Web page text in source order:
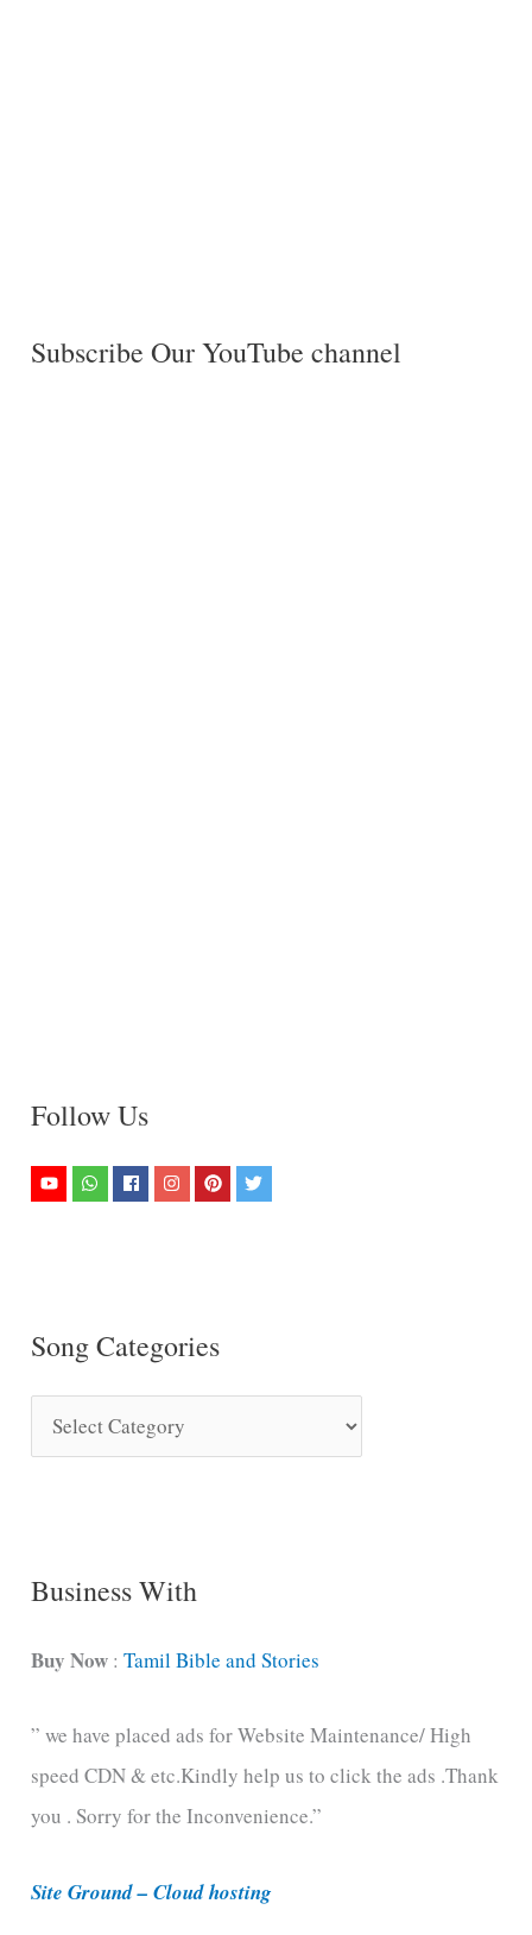
Subscribe Our YouTube channel
Follow Us
Song Categories
o
t
g
o
r
e
Business With
Buy Now :Tamil Bible and Stories
” we have placed ads for Website Maintenance/ High
speed CDN & etc.Kindly help us to click the ads .Thank
you . Sorry for the Inconvenience.”
Site Ground – Cloud hosting